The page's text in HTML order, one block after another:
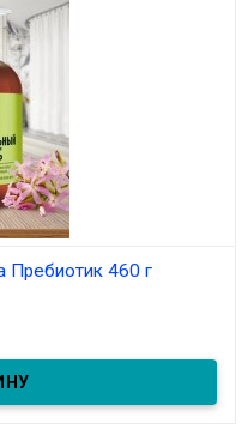
Пребиотик 460 г